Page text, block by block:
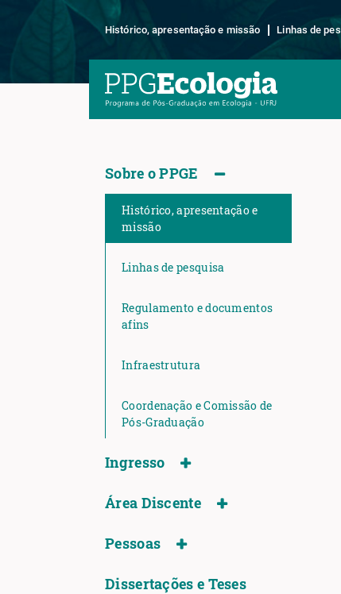
Histórico, apresentação e missão Linhas de
Sobre o PPGE
Histórico, apresentação e
missão
Linhas de pesquisa
Regulamento e documentos
afins
Infraestrutura
Coordenação e Comissão de
Pós-Graduação
Ingresso
Área Discente
Pessoas
Dissertações e Teses